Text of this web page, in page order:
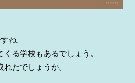
ね。
る学校もあるでしょう。
たでしょうか。